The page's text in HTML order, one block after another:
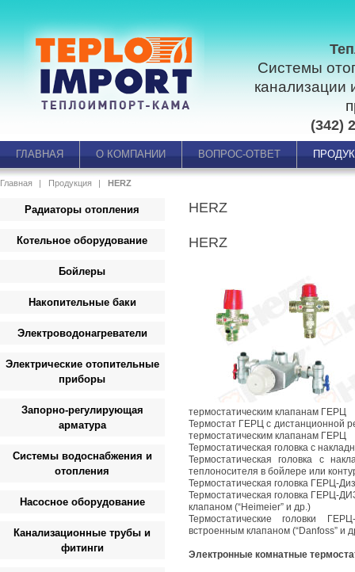
Системы
канализации
(342)
ГЛАВНАЯ О КОМПАНИИ ВОПРОС-ОТВЕТ
Главная Продукция HERZ
HERZ
HERZ
термостатическим клапанам ГЕРЦ
Термостат ГЕРЦ с дистанционной
термостатическим клапанам ГЕРЦ
Термостатическая головка с
Термостатическая головка с
теплоносителя в бойлере или
Термостатическая головка ГЕРЦ-
Термостатическая головка ГЕРЦ-
клапаном (“Heimeier” и др.)
Термостатические головки
встроенным клапаном (“Danfoss” и
Электронные комнатные
Радиаторы отопления
Котельное оборудование
Бойлеры
Накопительные баки
Электроводонагреватели
Электрические отопительные
приборы
Запорно-регулирующая
арматура
Системы водоснабжения и
отопления
Насосное оборудование
Канализационные трубы и
фитинги